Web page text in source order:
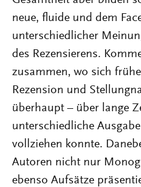
neue, fluide und dem
unterschiedlicher
des Rezensierens.
zusammen, wo sich
Rezension und
überhaupt – über lange
unterschiedliche
vollziehen konnte.
Autoren nicht nur
ebenso Aufsätze